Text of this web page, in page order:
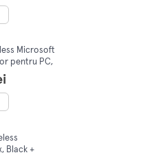
Microsoft
pentru PC,
Black +